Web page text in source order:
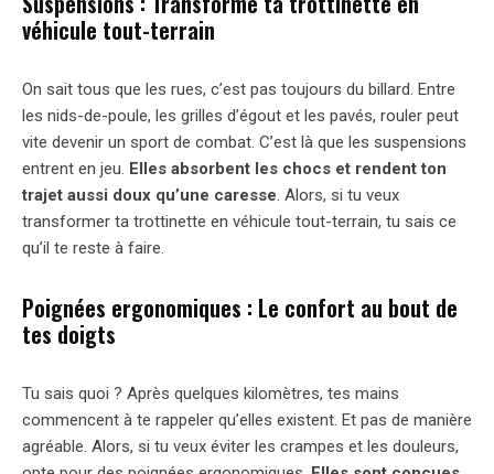
véhicule tout-terrain
On sait tous que les rues, c’est pas toujours du billard. Entre
les nids-de-poule, les grilles d’égout et les pavés, rouler peut
vite devenir un sport de combat. C’est là que les suspensions
entrent en jeu. Elles absorbent les chocs et rendent ton
trajet aussi doux qu’une caresse . Alors, si tu veux
transformer ta trottinette en véhicule tout-terrain, tu sais ce
qu’il te reste à faire.
Poignées ergonomiques : Le confort au bout de
tes doigts
Tu sais quoi ? Après quelques kilomètres, tes mains
commencent à te rappeler qu’elles existent. Et pas de manière
agréable. Alors, si tu veux éviter les crampes et les douleurs,